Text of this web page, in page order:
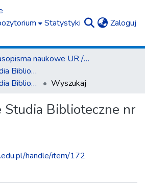
Statystyki Zaloguj
Czasopisma naukowe UR / Scientific Journals
Podkarpackie Studia Biblioteczne
Podkarpackie Studia Biblioteczne nr 1 (2012)
Wyszukaj
Studia Biblioteczne nr
handle/item/172